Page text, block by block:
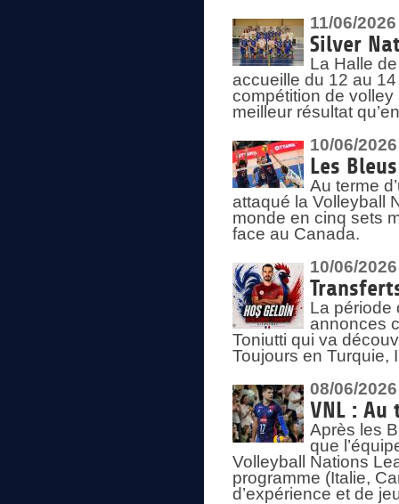
11/06/2026
Silver
La Halle
accueille du 12 au
compétition de
meilleur résultat
10/06/2026
Les
Au terme
attaqué la Volleyball
monde en cinq sets
face au Canada.
10/06/2026
La période
annonces
Toniutti qui va
Toujours en Turquie,
08/06/2026
VNL : Au
Après les
que
Volleyball Nations
programme (Italie,
d’expérience et de